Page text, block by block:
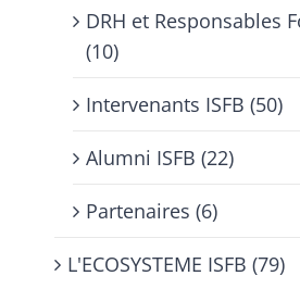
DRH et Responsables
(10)
Intervenants ISFB (50)
Alumni ISFB (22)
Partenaires (6)
L'ECOSYSTEME ISFB (79)